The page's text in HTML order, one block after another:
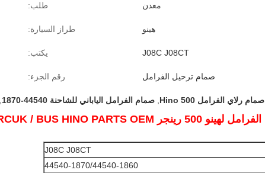
معدن طلب:
هينو طراز السيارة:
J08C J08CT يكتب:
صمام ترحيل الفرامل رقم الجزء:
صمام رلاي الفرامل Hino 500 صمام الفرامل الياباني للشاحنة 44540-1870
J08C J08CT
44540-1870/44540-1860